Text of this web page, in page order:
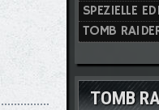
SPEZIELLE
TOMB
TOMB